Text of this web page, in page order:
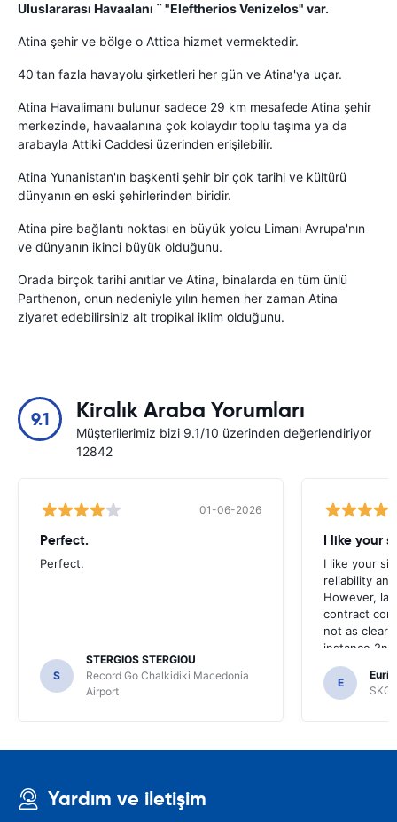
Uluslararası Havaalanı ¨ "Eleftherios Venizelos" var.
Atina şehir ve bölge o Attica hizmet vermektedir.
40'tan fazla havayolu şirketleri her gün ve Atina'ya uçar.
Atina Havalimanı bulunur sadece 29 km mesafede Atina şehir
merkezinde, havaalanına çok kolaydır toplu taşıma ya da
arabayla Attiki Caddesi üzerinden erişilebilir.
Atina Yunanistan'ın başkenti şehir bir çok tarihi ve kültürü
dünyanın en eski şehirlerinden biridir.
Atina pire bağlantı noktası en büyük yolcu Limanı Avrupa'nın
ve dünyanın ikinci büyük olduğunu.
Orada birçok tarihi anıtlar ve Atina, binalarda en tüm ünlü
Parthenon, onun nedeniyle yılın hemen her zaman Atina
ziyaret edebilirsiniz alt tropikal iklim olduğunu.
9.1 Kiralık Araba Yorumları
Müşterilerimiz bizi 9.1/10 üzerinden değerlendiriyor
12842
01-06-2026
Perfect.
Perfect.
S
STERGIOS STERGIOU
Record Go Chalkidiki Macedonia
Airport
I like your
I like your
reliability
However,
contract
not as clear
instance
the most
your site.
E
SKG
Yardım ve iletişim